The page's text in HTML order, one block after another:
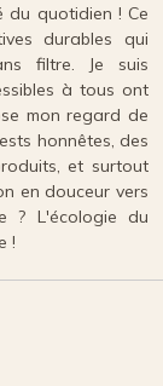
du quotidien ! Ce
durables qui
filtre. Je suis
à tous ont
mon regard de
honnêtes, des
et surtout
en douceur vers
? L'écologie du
!